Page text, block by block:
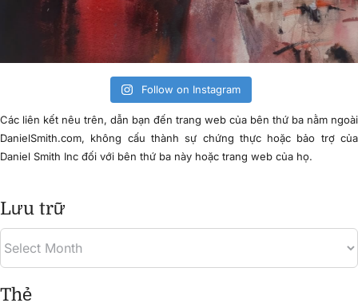
Follow on Instagram
Các liên kết nêu trên, dẫn bạn đến trang web của bên thứ ba nằm ngoài
DanielSmith.com, không cấu thành sự chứng thực hoặc bảo trợ của
Daniel Smith Inc đối với bên thứ ba này hoặc trang web của họ.
Lưu trữ
Thẻ